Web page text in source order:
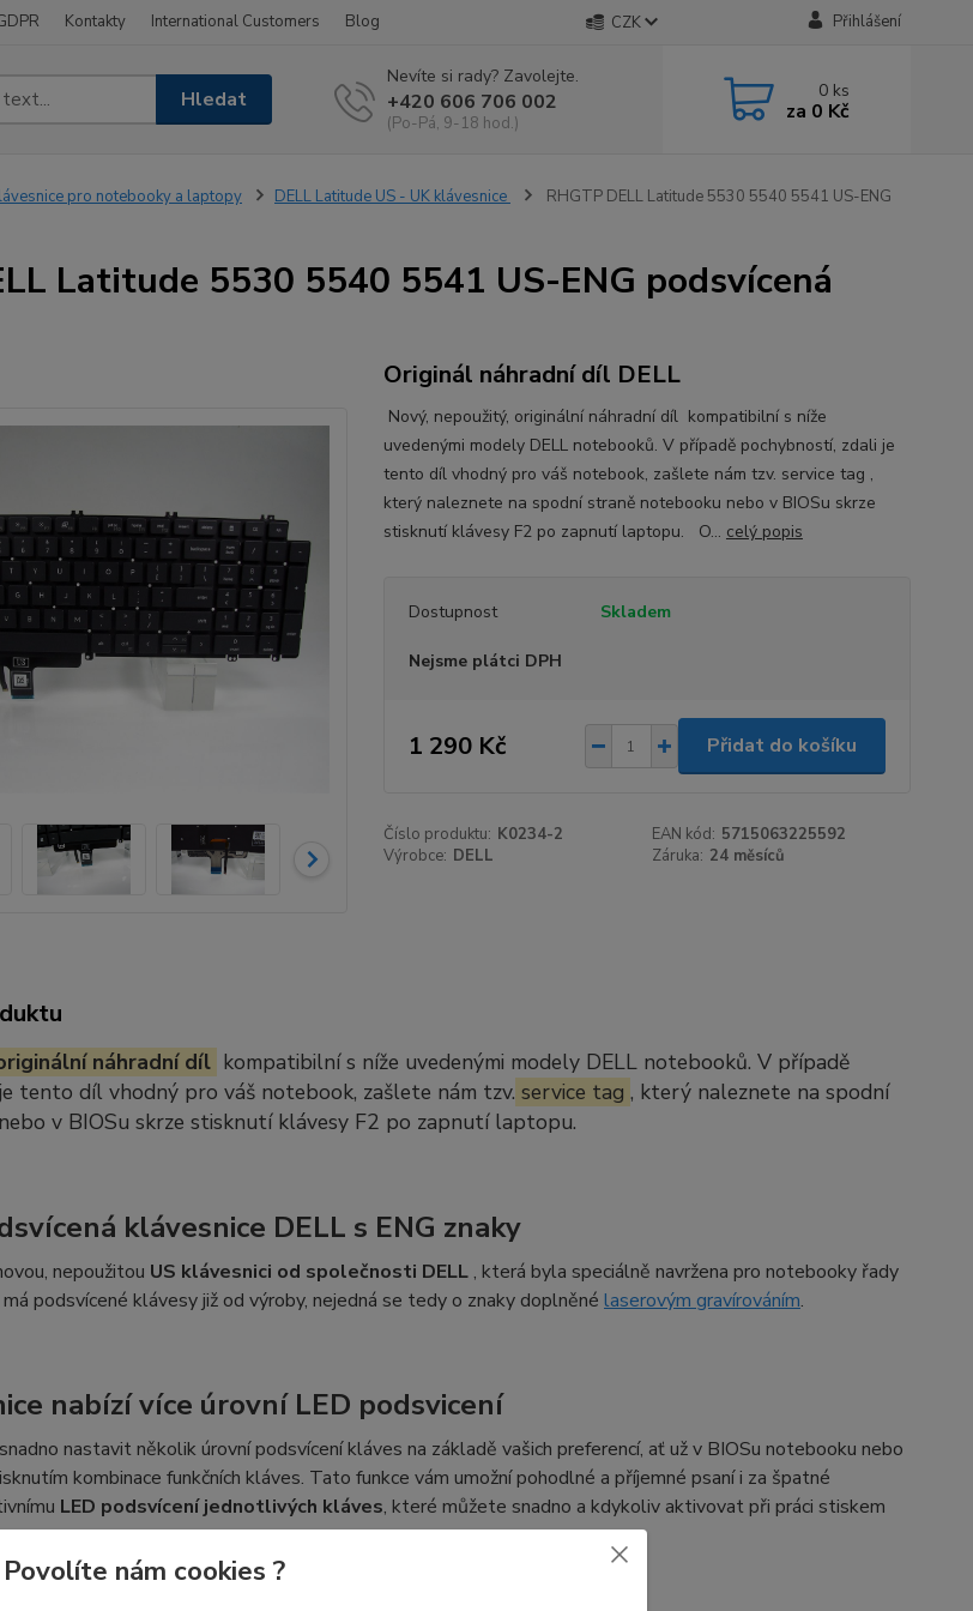
Kontakty International Customers Blog CZK Přihlášení
Hledat
Nevíte si rady? Zavolejte.
+420 606 706 002
(Po-Pá, 9-18 hod.)
0 ks
za 0 Kč
pro notebooky a laptopy DELL Latitude US - UK klávesnice
RHGTP DELL Latitude 5530 5540 5541 US-ENG
Latitude 5530 5540 5541 US-ENG podsvícená
Originál náhradní díl DELL
Nový, nepoužitý, originální náhradní díl kompatibilní s níže
uvedenými modely DELL notebooků. V případě pochybností, zdali je
tento díl vhodný pro váš notebook, zašlete nám tzv. service tag ,
který naleznete na spodní straně notebooku nebo v BIOSu skrze
stisknutí klávesy F2 po zapnutí laptopu. O... celý popis
Dostupnost Skladem
Nejsme plátci DPH
1 290 Kč Přidat do košíku
Číslo produktu: K0234-2 EAN kód: 5715063225592
Výrobce: DELL Záruka: 24 měsíců
náhradní díl kompatibilní s níže uvedenými modely DELL notebooků. V případě
tento díl vhodný pro váš notebook, zašlete nám tzv. service tag , který naleznete na spodní
v BIOSu skrze stisknutí klávesy F2 po zapnutí laptopu.
klávesnice DELL s ENG znaky
nepoužitou US klávesnici od společnosti DELL, která byla speciálně navržena pro notebooky řady
podsvícené klávesy již od výroby, nejedná se tedy o znaky doplněné laserovým gravírováním.
nabízí více úrovní LED podsvicení
nastavit několik úrovní podsvícení kláves na základě vašich preferencí, ať už v BIOSu notebooku nebo
kombinace funkčních kláves. Tato funkce vám umožní pohodlné a příjemné psaní i za špatné
LED podsvícení jednotlivých kláves, které můžete snadno a kdykoliv aktivovat při práci stiskem
Povolíte nám cookies ?